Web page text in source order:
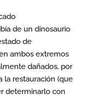
de un dinosaurio
de
ambos extremos
dañados, por
la restauración (que
determinarlo con